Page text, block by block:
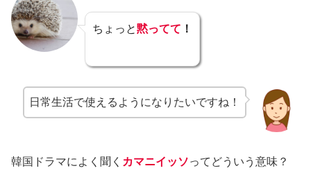
ちょっと黙ってて ！
日常生活で使えるようになりたいですね！
韓国ドラマによく聞く カマニイッソってどういう意味？